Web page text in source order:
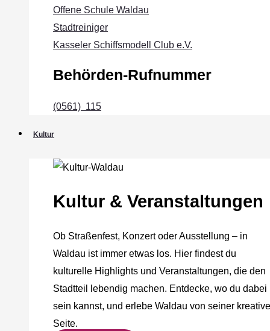
Offene Schule Waldau
Stadtreiniger
Kasseler Schiffsmodell Club e.V.
Behörden-Rufnummer
(0561) 115
Kultur
Kultur & Veranstaltungen
Ob Straßenfest, Konzert oder Ausstellung – in
Waldau ist immer etwas los. Hier findest du
kulturelle Highlights und Veranstaltungen, die den
Stadtteil lebendig machen. Entdecke, wo du dabei
sein kannst, und erlebe Waldau von seiner
Seite.